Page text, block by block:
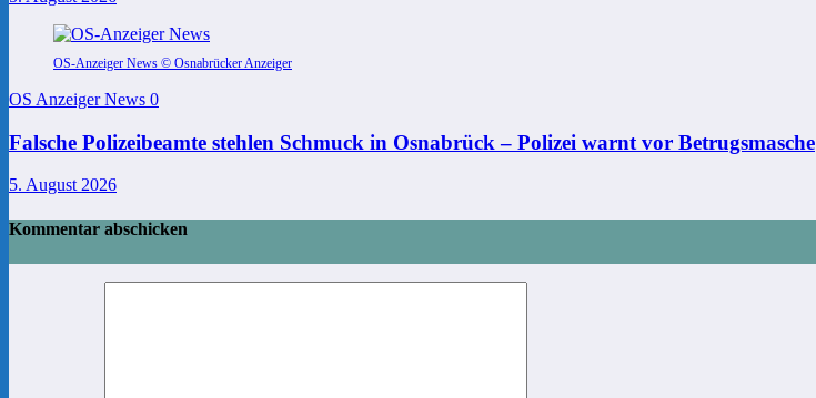
OS-Anzeiger News © Osnabrücker Anzeiger
OS Anzeiger News 0
Falsche Polizeibeamte stehlen Schmuck in Osnabrück – Polizei warnt vor Betrugsmasche
5. August 2026
Kommentar abschicken